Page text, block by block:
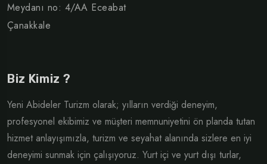
Meydanı no: 4/AA Eceabat
Çanakkale
Biz Kimiz ?
Yeni Abideler Turizm olarak; yılların verdiği deneyim,
profesyonel ekibimiz ve müşteri memnuniyetini ön planda tutan
hizmet anlayışımızla, turizm ve seyahat alanında sizlere en iyi
deneyimi sunmak için çalışıyoruz. Yurt içi ve yurt dışı turlar,